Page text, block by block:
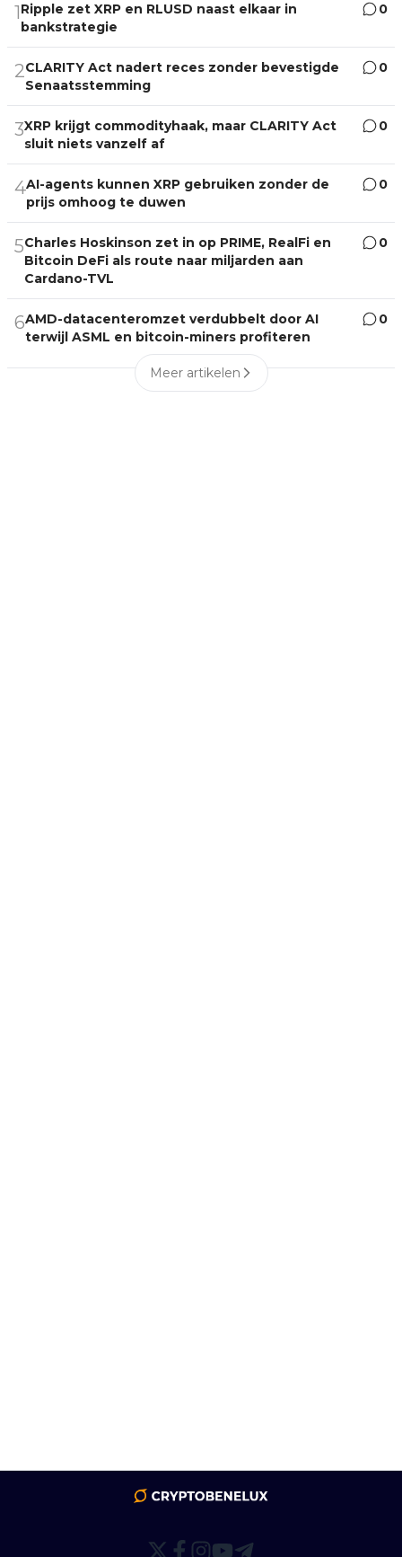
1 Ripple zet XRP en RLUSD naast elkaar in
bankstrategie
0
2CLARITY Act nadert reces zonder bevestigde
Senaatsstemming
0
3XRP krijgt commodityhaak, maar CLARITY Act
sluit niets vanzelf af
0
4AI-agents kunnen XRP gebruiken zonder de
prijs omhoog te duwen
0
5Charles Hoskinson zet in op PRIME, RealFi en
Bitcoin DeFi als route naar miljarden aan
Cardano-TVL
0
6AMD-datacenteromzet verdubbelt door AI
terwijl ASML en bitcoin-miners profiteren
0
Meer artikelen